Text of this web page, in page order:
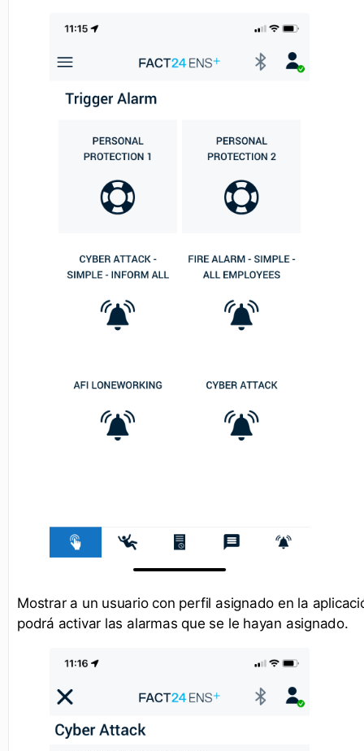
Mostrar a un usuario con perfil asignado en la
podrá activar las alarmas que se le hayan asignado.